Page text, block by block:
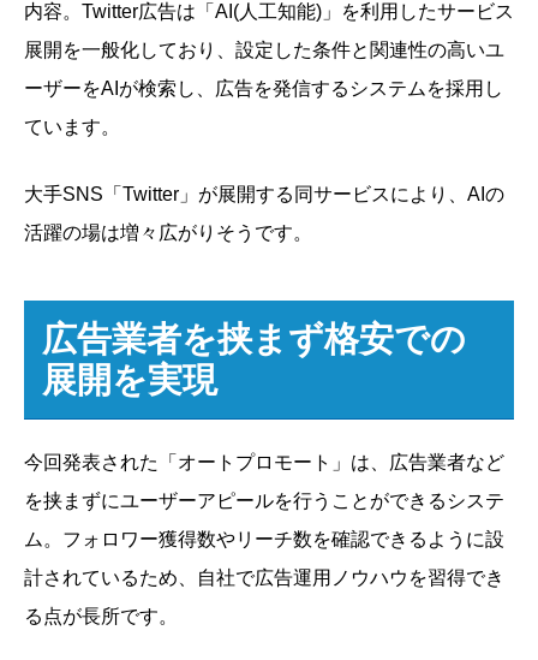
内容。Twitter広告は「AI(人工知能)」を利用したサービス
展開を一般化しており、設定した条件と関連性の高いユ
ーザーをAIが検索し、広告を発信するシステムを採用し
ています。
大手SNS「Twitter」が展開する同サービスにより、AIの
活躍の場は増々広がりそうです。
広告業者を挟まず格安での
展開を実現
今回発表された「オートプロモート」は、広告業者など
を挟まずにユーザーアピールを行うことができるシステ
ム。フォロワー獲得数やリーチ数を確認できるように設
計されているため、自社で広告運用ノウハウを習得でき
る点が長所です。